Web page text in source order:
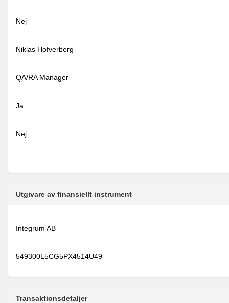
Nej
Niklas Hofverberg
QA/RA Manager
Ja
Nej
Utgivare av finansiellt instrument
Integrum AB
549300L5CG5PX4514U49
Transaktionsdetaljer